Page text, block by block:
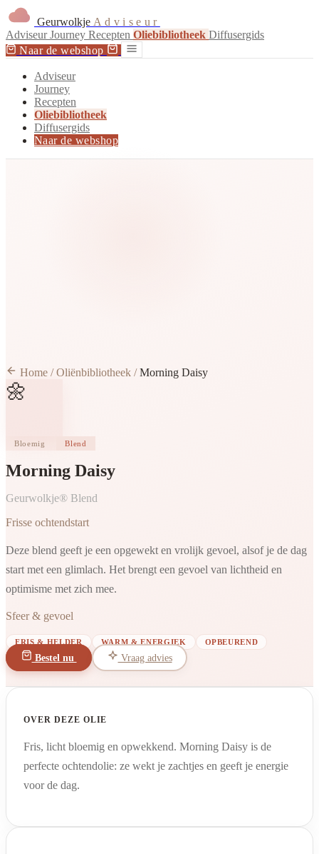
Geurwolkje Adviseur
AdviseurJourney Recepten Oliebibliotheek Diffusergids
Naar de webshop
Adviseur
Journey
Recepten
Oliebibliotheek
Diffusergids
Naar de webshop
Home / Oliënbibliotheek / Morning Daisy
🌼
Bloemig Blend
Morning Daisy
Geurwolkje® Blend
Frisse ochtendstart
Deze blend geeft je een opgewekt en vrolijk gevoel, alsof je de dag
start met een glimlach. Het brengt een gevoel van lichtheid en
optimisme met zich mee.
Sfeer & gevoel
FRIS & HELDER WARM & ENERGIEK OPBEUREND
Bestel nu Vraag advies
OVER DEZE OLIE
Fris, licht bloemig en opwekkend. Morning Daisy is de
perfecte ochtendolie: ze wekt je zachtjes en geeft je energie
voor de dag.